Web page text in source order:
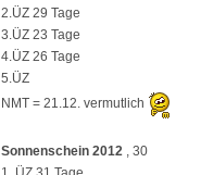
2.ÜZ 29 Tage
3.ÜZ 23 Tage
4.ÜZ 26 Tage
5.ÜZ
NMT = 21.12. vermutlich
Sonnenschein 2012 , 30